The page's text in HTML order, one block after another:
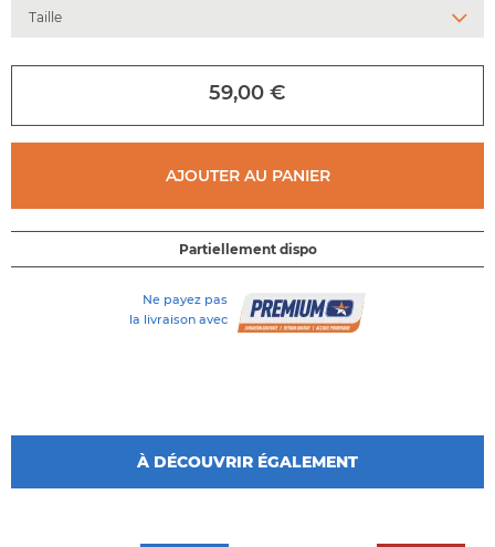
au
début
la
59,00 €
AJOUTER AU PANIER
Partiellement dispo
Ne payez pas
la livraison avec
À DÉCOUVRIR ÉGALEMENT